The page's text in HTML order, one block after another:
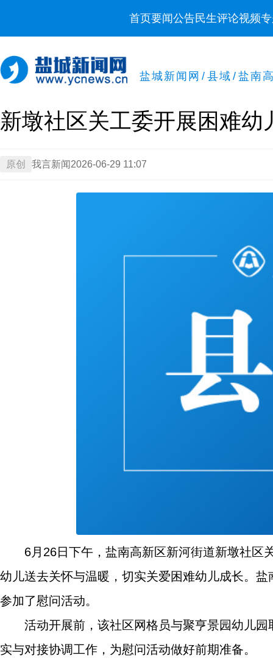
首页要闻公告民生评论视频
盐城新闻网 / 县域 / 盐南
新墩社区关工委开展困难幼
原创 我言新闻 2026-06-29 11:07
6月26日下午，盐南高新区新河街道新墩社区
幼儿送去关怀与温暖，切实关爱困难幼儿成长。
参加了慰问活动。
活动开展前，该社区网格员与聚亨景园幼儿
实与对接协调工作，为慰问活动做好前期准备。